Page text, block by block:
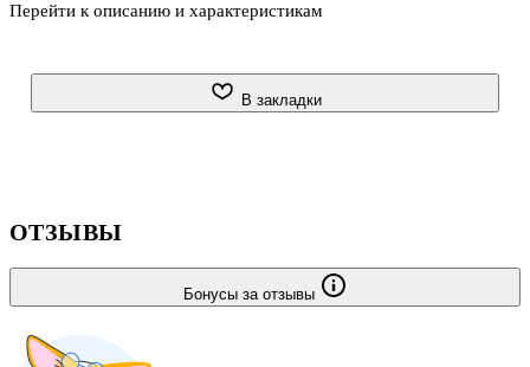
(Hoover Institution on War, Revolution and Peace), где отражена
философам, социологам, правоведам, культурологам,
Перейти к описанию и характеристикам
В закладки
ОТЗЫВЫ
Бонусы за отзывы